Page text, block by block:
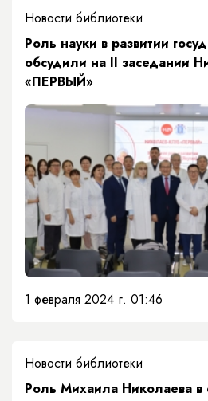
Новости библиотеки
​Роль науки в развитии
обсудили на II заседании
«ПЕРВЫЙ»
1 февраля 2024 г. 01:46
Новости библиотеки
​Роль Михаила Николаева в